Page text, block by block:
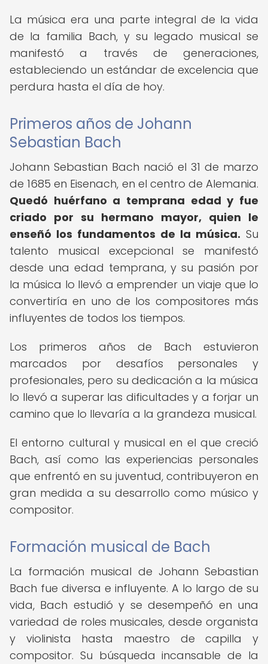
La música era una parte integral de la vida
de la familia Bach, y su legado musical se
manifestó a través de generaciones,
estableciendo un estándar de excelencia que
perdura hasta el día de hoy.
Primeros años de Johann
Sebastian Bach
Johann Sebastian Bach nació el 31 de marzo
de 1685 en Eisenach, en el centro de Alemania.
Quedó huérfano a temprana edad y fue
criado por su hermano mayor, quien le
enseñó los fundamentos de la música. Su
talento musical excepcional se manifestó
desde una edad temprana, y su pasión por
la música lo llevó a emprender un viaje que lo
convertiría en uno de los compositores más
influyentes de todos los tiempos.
Los primeros años de Bach estuvieron
marcados por desafíos personales y
profesionales, pero su dedicación a la música
lo llevó a superar las dificultades y a forjar un
camino que lo llevaría a la grandeza musical.
El entorno cultural y musical en el que creció
Bach, así como las experiencias personales
que enfrentó en su juventud, contribuyeron en
gran medida a su desarrollo como músico y
compositor.
Formación musical de Bach
La formación musical de Johann Sebastian
Bach fue diversa e influyente. A lo largo de su
vida, Bach estudió y se desempeñó en una
variedad de roles musicales, desde organista
y violinista hasta maestro de capilla y
compositor. Su búsqueda incansable de la